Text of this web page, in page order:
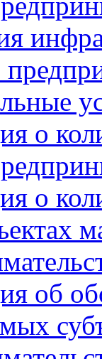
о
о
об